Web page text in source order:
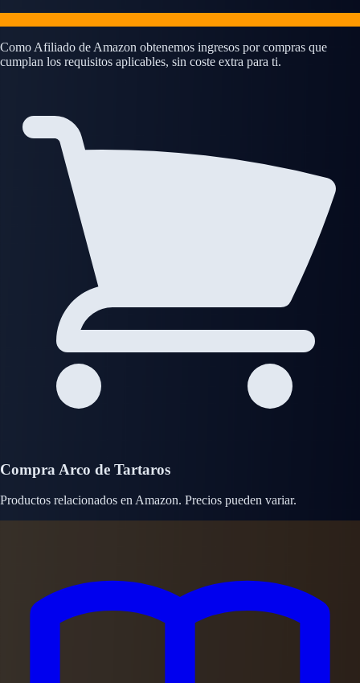
Como Afiliado de Amazon obtenemos ingresos por compras que
cumplan los requisitos aplicables, sin coste extra para ti.
Compra Arco de Tartaros
Productos relacionados en Amazon. Precios pueden variar.